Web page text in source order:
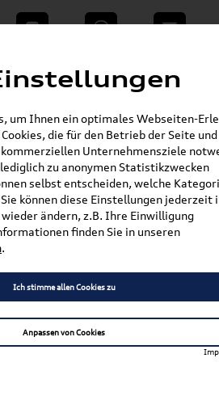
Instagram WhatsApp E-Mail
und Zubehör »
S,
S,
3182500200
um Ihnen ein optimales Webseiten-
die für den Betrieb der Seite
Unternehmensziele
zu anonymen Statistikzwecken
selbst entscheiden, welche
können diese Einstellungen jederzeit
ändern, z.B. Ihre Einwilligung
finden Sie in unseren
.
Ich stimme allen Cookies zu
Anpassen von Cookies